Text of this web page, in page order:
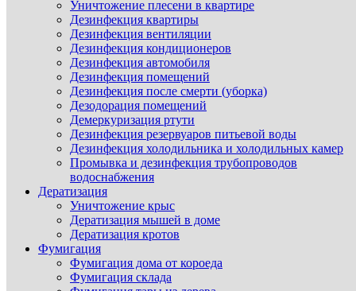
Уничтожение плесени в квартире
Дезинфекция квартиры
Дезинфекция вентиляции
Дезинфекция кондиционеров
Дезинфекция автомобиля
Дезинфекция помещений
Дезинфекция после смерти (уборка)
Дезодорация помещений
Демеркуризация ртути
Дезинфекция резервуаров питьевой воды
Дезинфекция холодильника и холодильных камер
Промывка и дезинфекция трубопроводов
водоснабжения
Дератизация
Уничтожение крыс
Дератизация мышей в доме
Дератизация кротов
Фумигация
Фумигация дома от короеда
Фумигация склада